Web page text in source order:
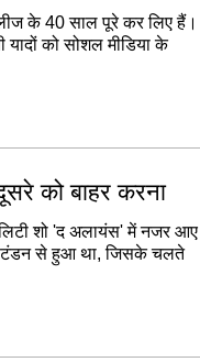
के 40 साल पूरे कर लिए हैं।
को सोशल मीडिया के
को बाहर करना
शो 'द अलायंस' में नजर आए
टंडन से हुआ था, जिसके चलते